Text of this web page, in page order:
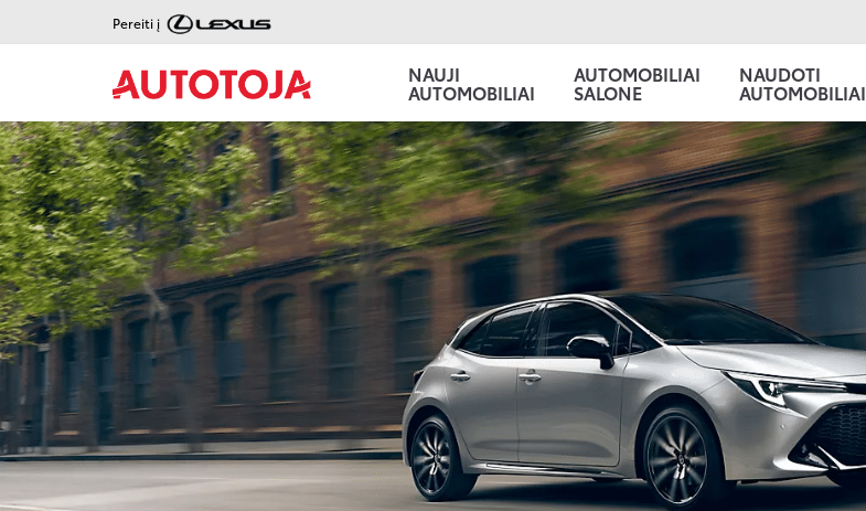
Pereiti į
NAUJI
AUTOMOBILIAI
AUTOMOBILIAI
SALONE
NAUDOTI
AUTOMOBILIAI